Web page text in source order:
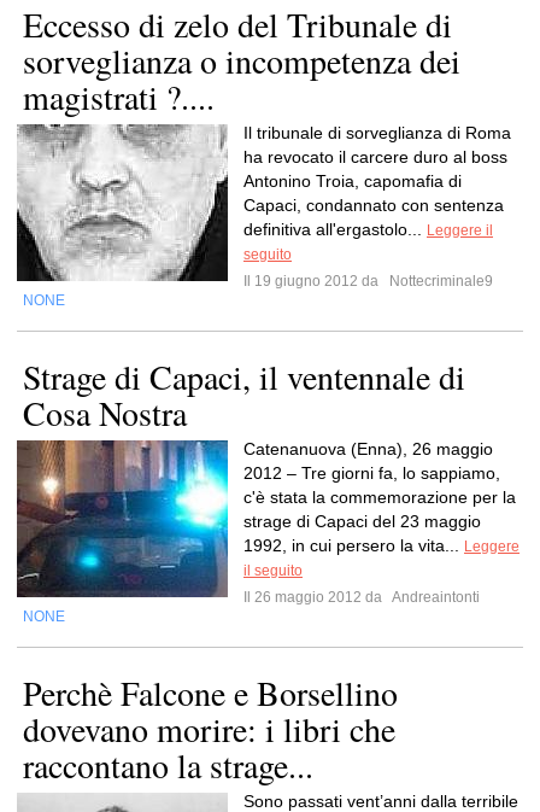
Eccesso di zelo del Tribunale di
sorveglianza o incompetenza dei
magistrati ?....
Il tribunale di sorveglianza di Roma
ha revocato il carcere duro al boss
Antonino Troia, capomafia di
Capaci, condannato con sentenza
definitiva all'ergastolo...
Leggere il
seguito
Il 19 giugno 2012 da
Nottecriminale9
NONE
Strage di Capaci, il ventennale di
Cosa Nostra
Catenanuova (Enna), 26 maggio
2012 – Tre giorni fa, lo sappiamo,
c'è stata la commemorazione per la
strage di Capaci del 23 maggio
1992, in cui persero la vita...
Leggere
il seguito
Il 26 maggio 2012 da Andreaintonti
NONE
Perchè Falcone e Borsellino
dovevano morire: i libri che
raccontano la strage...
Sono passati vent’anni dalla terribile